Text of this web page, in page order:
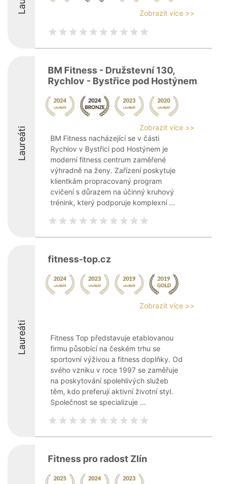
Zobrazit více >>
Laureáti
BM Fitness - Družstevní 130,
Rychlov - Bystřice pod Hostýnem
Zobrazit více >>
BM Fitness nacházející se v části
Rychlov v Bystřici pod Hostýnem je
moderní fitness centrum zaměřené
výhradně na ženy. Zařízení poskytuje
klientkám propracovaný program
cvičení s důrazem na účinný kruhový
trénink, který podporuje komplexní ...
Laureáti
fitness-top.cz
Zobrazit více >>
Fitness Top představuje etablovanou
firmu působící na českém trhu se
sportovní výživou a fitness doplňky. Od
svého vzniku v roce 1997 se zaměřuje
na poskytování spolehlivých služeb
těm, kdo preferují aktivní životní styl.
Společnost se specializuje ...
Fitness pro radost Zlín